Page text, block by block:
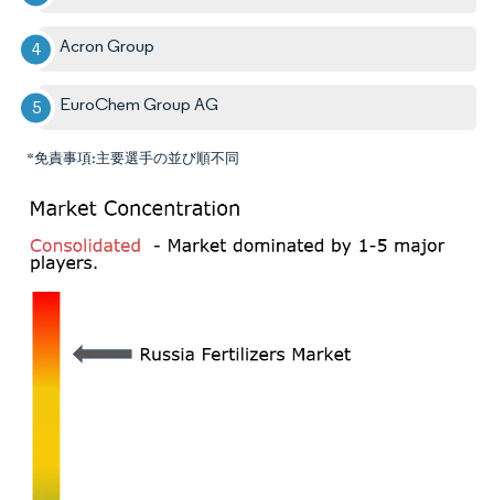
Acron Group
EuroChem Group AG
*免責事項:主要選手の並び順不同